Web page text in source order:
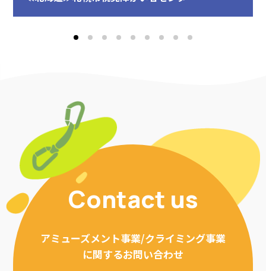
Contact us
アミューズメント事業/クライミング事業
に関するお問い合わせ